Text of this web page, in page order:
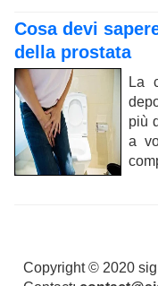
Cosa devi
della prostata
La
più
a
Copyright © 2020